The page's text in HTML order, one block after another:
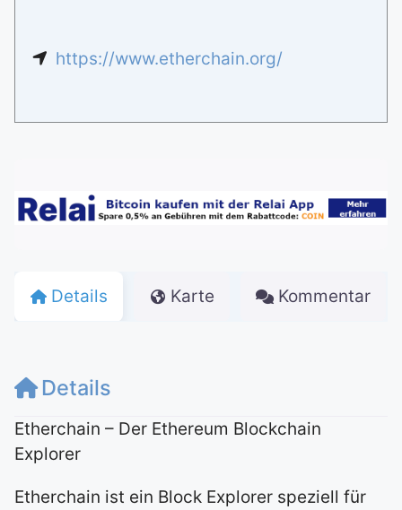
https://www.etherchain.org/
Details Karte Kommentar
Details
Etherchain – Der Ethereum Blockchain
Explorer
Etherchain ist ein Block Explorer speziell für